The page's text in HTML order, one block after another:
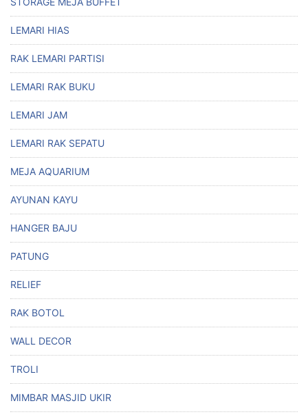
LEMARI HIAS
RAK LEMARI PARTISI
LEMARI RAK BUKU
LEMARI JAM
LEMARI RAK SEPATU
MEJA AQUARIUM
AYUNAN KAYU
HANGER BAJU
PATUNG
RELIEF
RAK BOTOL
WALL DECOR
TROLI
MIMBAR MASJID UKIR